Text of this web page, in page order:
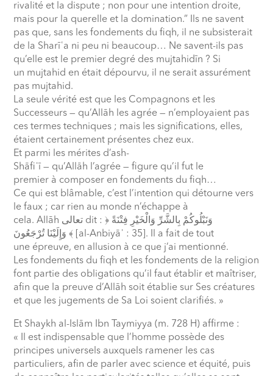
rivalité et la dispute ; non pour une intention droite,
mais pour la querelle et la domination.” Ils ne savent
pas que, sans les fondements du fiqh, il ne subsisterait
de la Sharīʿa ni peu ni beaucoup… Ne savent-ils pas
qu’elle est le premier degré des mujtahidīn ? Si
un mujtahid en était dépourvu, il ne serait assurément
pas mujtahid.
La seule vérité est que les Compagnons et les
Successeurs — qu’Allāh les agrée — n’employaient pas
ces termes techniques ; mais les significations, elles,
étaient certainement présentes chez eux.
Et parmi les mérites d’ash-
Shāfiʿī — qu’Allāh l’agrée — figure qu’il fut le
premier à composer en fondements du fiqh…
Ce qui est blâmable, c’est l’intention qui détourne vers
le faux ; car rien au monde n’échappe à
cela. Allāh تعالى dit :﴿ وَنَبْلُوكُمْ بِالشَّرِّ وَالْخَيْرِ فِتْنَةً
وَإِلَيْنَا تُرْجَعُونَ ﴾
[al-Anbiyāʾ : 35]. Il a fait de tout
une épreuve, en allusion à ce que j’ai mentionné.
Les fondements du fiqh et les fondements de la religion
font partie des obligations qu’il faut établir et maîtriser,
afin que la preuve d’Allāh soit établie sur Ses créatures
et que les jugements de Sa Loi soient clarifiés. »
Et Shaykh al-Islām Ibn Taymiyya (m. 728 H) affirme :
« Il est indispensable que l’homme possède des
principes universels auxquels ramener les cas
particuliers, afin de parler avec science et équité, puis